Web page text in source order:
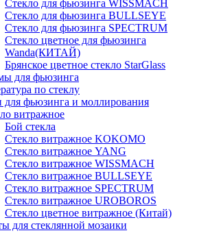
Стекло для фьюзинга WISSMACH
Стекло для фьюзинга BULLSEYE
Стекло для фьюзинга SPECTRUM
Стекло цветное для фьюзинга
Wanda(КИТАЙ)
Брянское цветное стекло StarGlass
для фьюзинга
по стеклу
для фьюзинга и моллирования
витражное
Бой стекла
Стекло витражное KOKOMO
Стекло витражное YANG
Стекло витражное WISSMACH
Стекло витражное BULLSEYE
Стекло витражное SPECTRUM
Стекло витражное UROBOROS
Стекло цветное витражное (Китай)
для стеклянной мозаики